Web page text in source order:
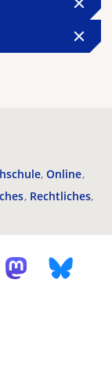
Online
Rechtliches